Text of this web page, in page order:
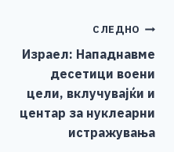
Li
n
k
СЛЕДНО
Израел: Нападнавме
десетици воени
цели, вклучувајќи и
центар за нуклеарни
истражувања